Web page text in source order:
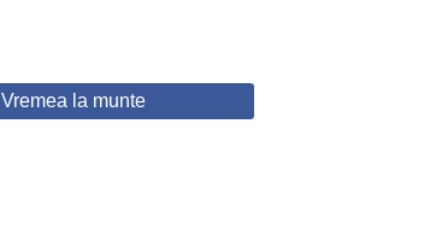
Vremea la munte